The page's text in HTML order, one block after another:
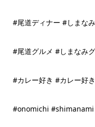
#尾道ディナー #しまな
#尾道グルメ #しまなみ
#カレー好き #カレー好
#onomichi